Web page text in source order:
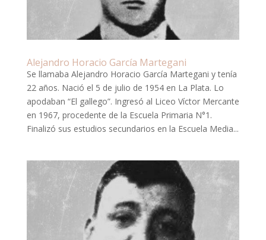
Alejandro Horacio García Martegani
Se llamaba Alejandro Horacio García Martegani y tenía
22 años. Nació el 5 de julio de 1954 en La Plata. Lo
apodaban “El gallego”. Ingresó al Liceo Víctor Mercante
en 1967, procedente de la Escuela Primaria N°1.
Finalizó sus estudios secundarios en la Escuela Media...